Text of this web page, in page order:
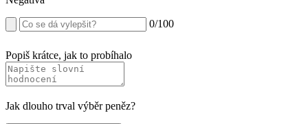
0/100
Popiš krátce, jak to probíhalo
Jak dlouho trval výběr peněz?